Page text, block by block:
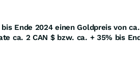
Ende 2024 einen Goldpreis von
ca. 2 CAN $ bzw. ca. + 35% bis